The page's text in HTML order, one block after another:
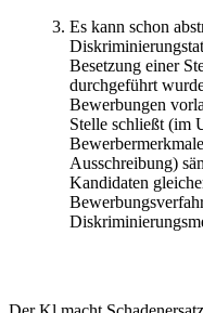
Es kann schon
Besetzung einer
durchgeführt
Bewerbungen
Stelle schließt (im
Ausschreibung)
Kandidaten